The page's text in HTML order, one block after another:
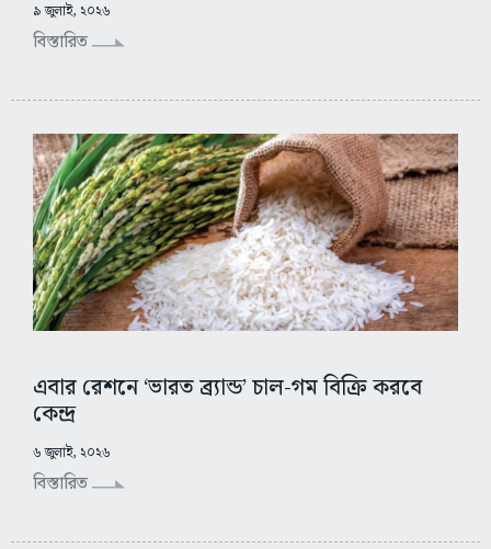
৯ জুলাই, ২০২৬
বিস্তারিত
এবার রেশনে ‘ভারত ব্র্যান্ড’ চাল-গম বিক্রি করবে
কেন্দ্র
৬ জুলাই, ২০২৬
বিস্তারিত